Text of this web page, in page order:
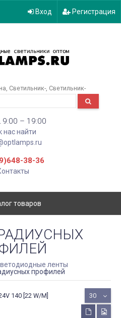
Вход Регистрация
Светильник- Светильник-
9:00 – 19:00
нас найти
38-36
товаров
ленты
профилей
140 [22 W/M] 30